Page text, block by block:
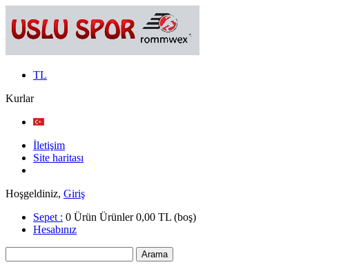
TL
Kurlar
İletişim
Site haritası
Hoşgeldiniz, Giriş
Sepet : 0 Ürün Ürünler 0,00 TL (boş)
Hesabınız